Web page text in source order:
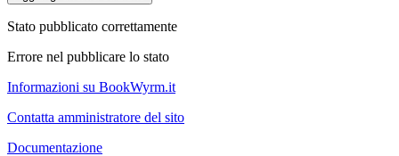
Stato pubblicato correttamente
Errore nel pubblicare lo stato
Informazioni su BookWyrm.it
Contatta amministratore del sito
Documentazione